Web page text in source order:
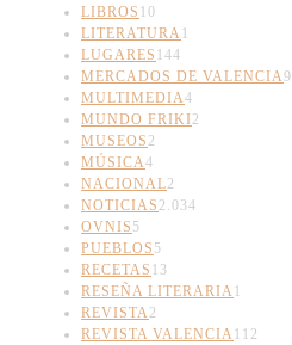
LIBROS 10
LITERATURA1
LUGARES 144
MERCADOS DE VALENCIA9
MULTIMEDIA4
MUNDO FRIKI2
MUSEOS 2
MÚSICA4
NACIONAL2
NOTICIAS 2.034
OVNIS 5
PUEBLOS 5
RECETAS 13
RESEÑA LITERARIA1
REVISTA2
REVISTA VALENCIA112